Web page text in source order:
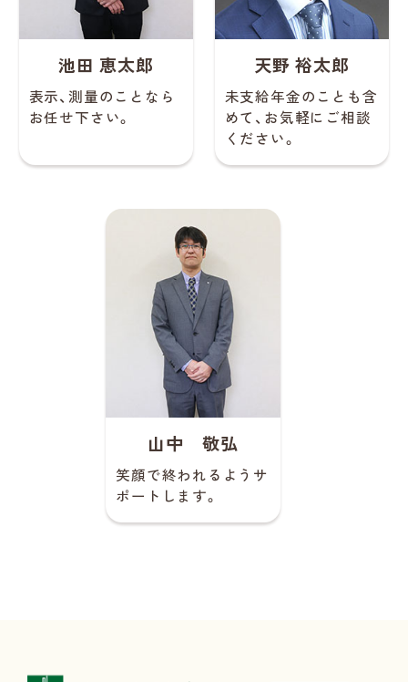
池田 恵太郎
表示、測量のことなら
お任せ下さい。
天野 裕太郎
未支給年金のことも含
めて、お気軽にご相談
ください。
山中 敬弘
笑顔で終われるようサ
ポートします。